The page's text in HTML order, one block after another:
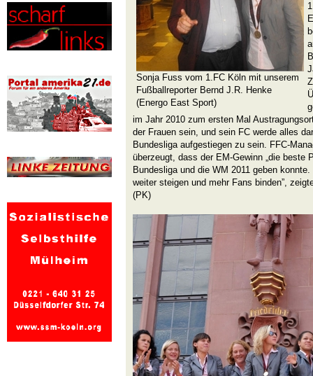
Sonja Fuss vom 1.FC Köln mit unserem
Fußballreporter Bernd J.R. Henke
(Energo East Sport)
im Jahr 2010 zum ersten Mal
der Frauen sein, und sein FC werde alles
Bundesliga aufgestiegen zu sein. FFC-
überzeugt, dass der EM-Gewinn „die beste
Bundesliga und die WM 2011 geben
weiter steigen und mehr Fans binden”,
(PK)